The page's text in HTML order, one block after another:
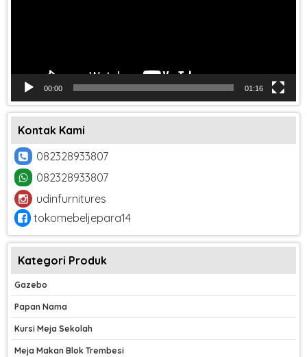
00:00 01:16
Kontak Kami
082328933807
082328933807
udinfurnitures
tokomebeljepara14
Kategori Produk
Gazebo
Papan Nama
Kursi Meja Sekolah
Meja Makan Blok Trembesi